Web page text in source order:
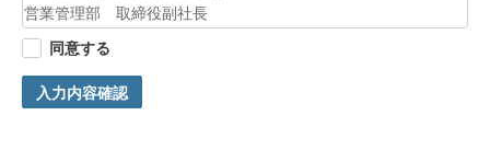
営業管理部 取締役副社長
3. 個人情報の利用目的
お預かりした個人情報は、お問合せへの対応のために利用いた
します。
4. 第三者提供について
同意する
入力内容確認